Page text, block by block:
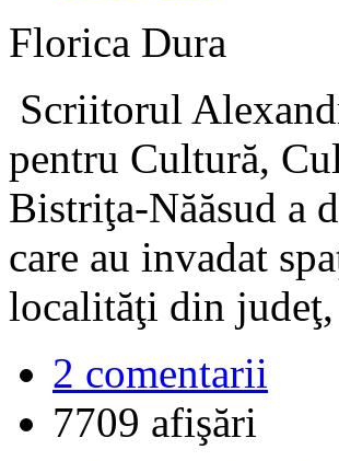
Florica Dura
Scriitorul
pentru Cultură,
Bistriţa-Năăsud a
care au invadat
localităţi din judeţ,
2 comentarii
7709 afişări